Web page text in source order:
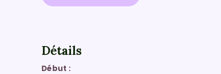
Détails
Début :